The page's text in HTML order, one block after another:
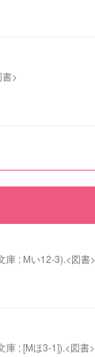
>
庫 ; Mい12-3).<図書>
庫 ; [Mほ3-1]).<図書>